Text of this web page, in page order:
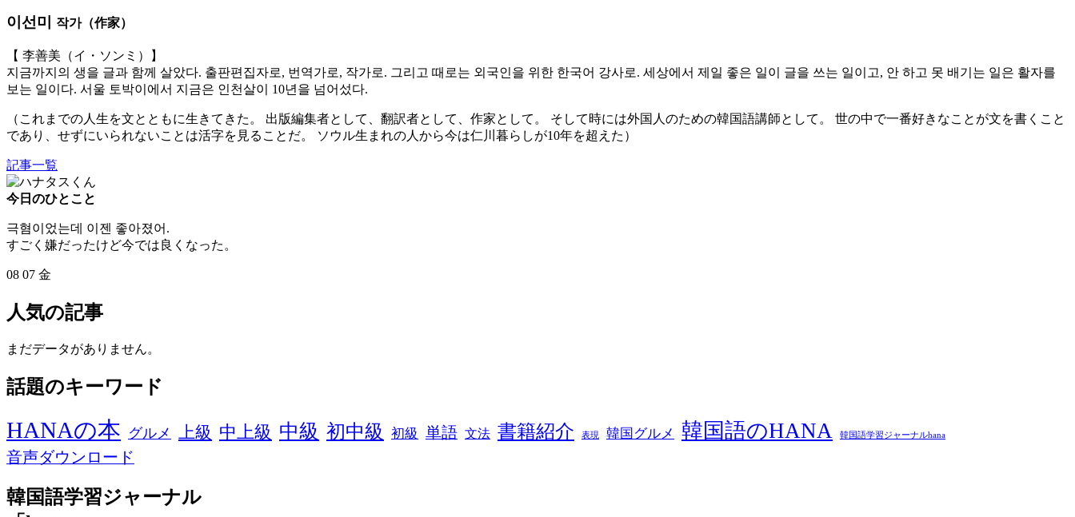
이선미 작가（作家）
【 李善美（イ・ソンミ）】
지금까지의 생을 글과 함께 살았다. 출판편집자로, 번역가로, 작가로. 그리고 때로는 외국인을 위한 한국어 강사로. 세상에서 제일 좋은 일이 글을 쓰는 일이고, 안 하고 못 배기는 일은 활자를
보는 일이다. 서울 토박이에서 지금은 인천살이 10년을 넘어섰다.
（これまでの人生を文とともに生きてきた。 出版編集者として、翻訳者として、作家として。 そして時には外国人のための韓国語講師として。 世の中で一番好きなことが文を書くこと
であり、せずにいられないことは活字を見ることだ。 ソウル生まれの人から今は仁川暮らしが10年を超えた）
記事一覧
今日のひとこと
극혐이었는데 이젠 좋아졌어.
すごく嫌だったけど今では良くなった。
08 07 金
人気の記事
まだデータがありません。
話題のキーワード
HANAの本 グルメ 上級 中上級 中級 初中級 初級 単語 文法 書籍紹介 表現 韓国グルメ 韓国語のHANA 韓国語学習ジャーナルhana
音声ダウンロード
韓国語学習ジャーナル